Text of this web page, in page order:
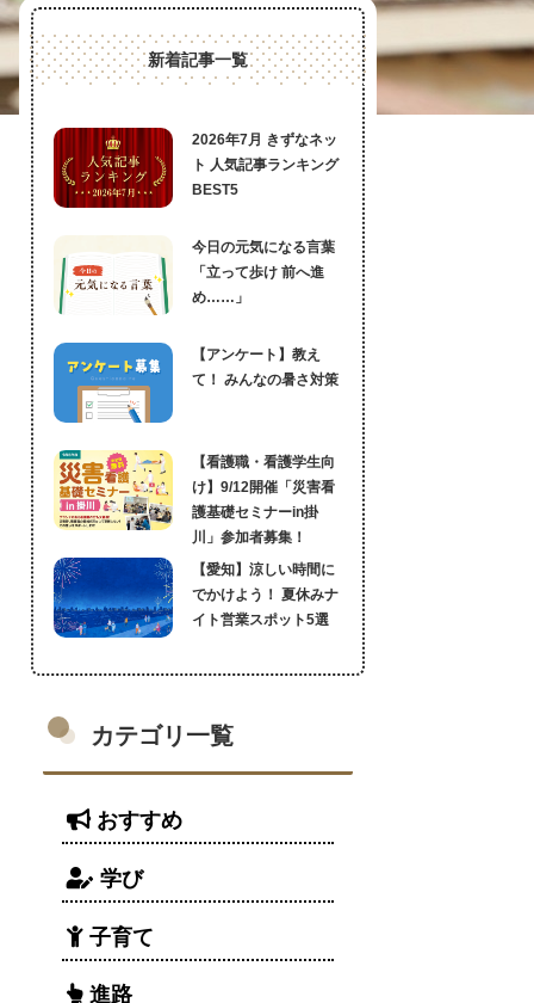
新着記事一覧
2026年7月 きずなネッ
ト 人気記事ランキング
BEST5
今日の元気になる言葉
「立って歩け 前へ進
め……」
【アンケート】教え
て！ みんなの暑さ対策
【看護職・看護学生向
け】9/12開催「災害看
護基礎セミナーin掛
川」参加者募集！
【愛知】涼しい時間に
でかけよう！ 夏休みナ
イト営業スポット5選
カテゴリ一覧
おすすめ
学び
子育て
進路